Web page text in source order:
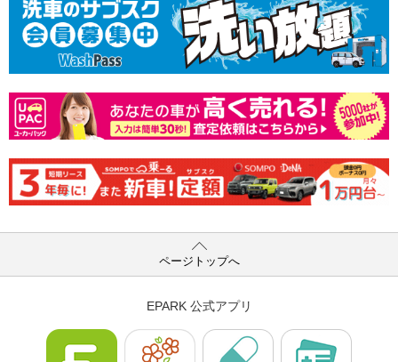
ページトップへ